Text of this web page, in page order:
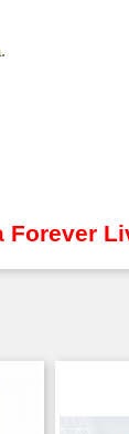
Forever